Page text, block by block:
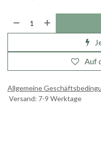
Auf
Allgemeine
Versand: 7-9 Werktage